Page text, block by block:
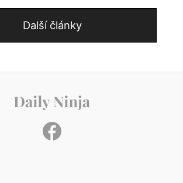
Další články